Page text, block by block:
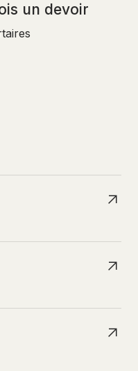
un devoir